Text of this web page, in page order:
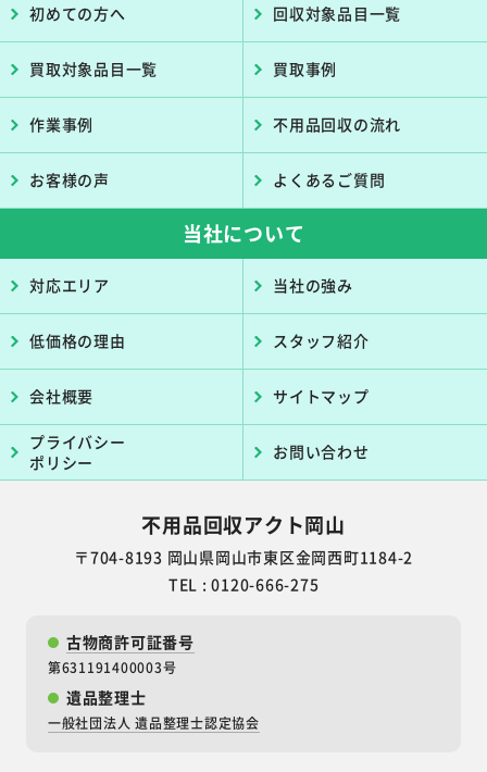
初めての方へ 回収対象品目一覧
買取対象品目一覧 買取事例
作業事例 不用品回収の流れ
お客様の声 よくあるご質問
当社について
対応エリア 当社の強み
低価格の理由 スタッフ紹介
会社概要 サイトマップ
プライバシー
ポリシー
お問い合わせ
不用品回収アクト岡山
〒704-8193 岡山県岡山市東区金岡西町1184-2
TEL : 0120-666-275
古物商許可証番号
第631191400003号
遺品整理士
一般社団法人 遺品整理士認定協会